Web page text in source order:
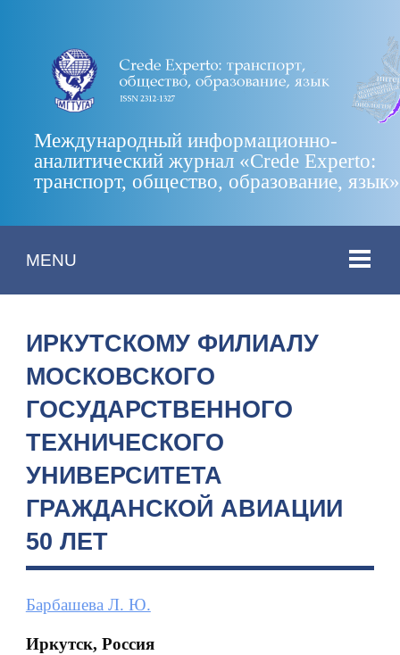
Международный информационно-
аналитический журнал «Crede Experto:
транспорт, общество, образование, язык»
MENU
ИРКУТСКОМУ ФИЛИАЛУ
МОСКОВСКОГО
ГОСУДАРСТВЕННОГО
ТЕХНИЧЕСКОГО
УНИВЕРСИТЕТА
ГРАЖДАНСКОЙ АВИАЦИИ
50 ЛЕТ
Барбашева Л. Ю.
Иркутск, Россия